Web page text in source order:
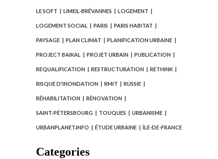
LE SOFT LIMEIL-BRÉVANNES LOGEMENT
LOGEMENT SOCIAL PARIS PARIS HABITAT
PAYSAGE PLAN CLIMAT PLANIFICATION URBAINE
PROJECT BAIKAL PROJET URBAIN PUBLICATION
REQUALIFICATION RESTRUCTURATION RETHINK
RISQUE D'INONDATION RMIT RUSSIE
RÉHABILITATION RÉNOVATION
SAINT-PÉTERSBOURG TOUQUES URBANISME
URBANPLANET.INFO ÉTUDE URBAINE ÎLE-DE-FRANCE
Categories